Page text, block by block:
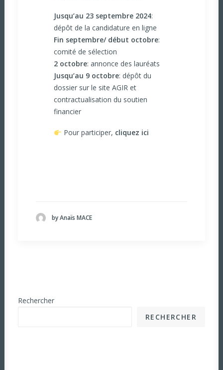
Jusqu’au 23 septembre 2024:
dépôt de la candidature en ligne
Fin septembre/ début octobre:
comité de sélection
2 octobre: annonce des lauréats
Jusqu’au 9 octobre: dépôt du
dossier sur le site AGIR et
contractualisation du soutien
financier
Pour participer, cliquez ici
by Anaïs MACE
Rechercher
RECHERCHER